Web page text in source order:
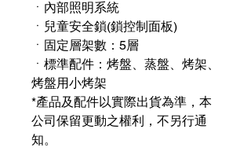
ㆍ內部照明系統
ㆍ兒童安全鎖(鎖控制面板)
ㆍ固定層架數：5層
ㆍ標準配件：烤盤、蒸盤、烤架、
烤盤用小烤架
*產品及配件以實際出貨為準，本
公司保留更動之權利，不另行通
知。